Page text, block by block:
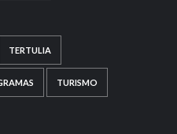
TERTULIA
TURISMO